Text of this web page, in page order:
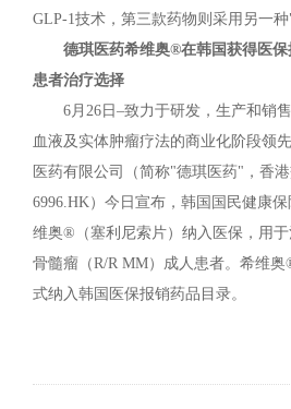
GLP-1技术，第三款药物则采用另一种
德琪医药希维奥®在韩国获得医
患者治疗选择
6月26日–致力于研发，生产和销
血液及实体肿瘤疗法的商业化阶段领
医药有限公司（简称"德琪医药"，香港
6996.HK）今日宣布，韩国国民健康
维奥®（塞利尼索片）纳入医保，用
骨髓瘤（R/R MM）成人患者。希维奥
式纳入韩国医保报销药品目录。